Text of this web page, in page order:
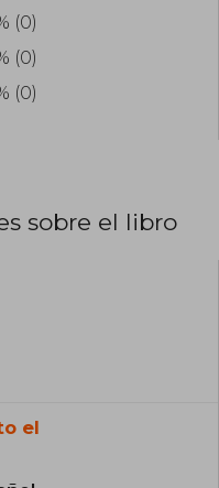
(0)
(0)
(0)
sobre el libro
el